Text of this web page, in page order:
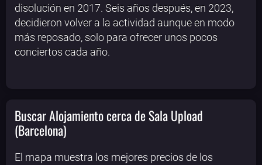
disolución en 2017. Seis años después, en 2023,
decidieron volver a la actividad aunque en modo
más reposado, solo para ofrecer unos pocos
conciertos cada año.
Buscar Alojamiento cerca de Sala Upload
(Barcelona)
El mapa muestra los mejores precios de los